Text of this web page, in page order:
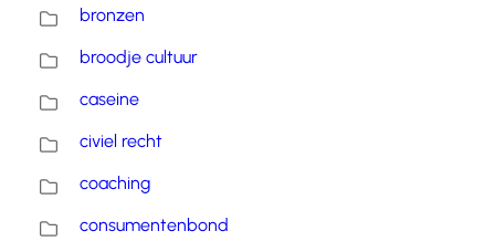
bronzen
broodje cultuur
caseine
civiel recht
coaching
consumentenbond